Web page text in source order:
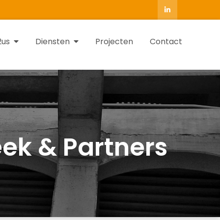
Diensten Projecten Contact
& Partners